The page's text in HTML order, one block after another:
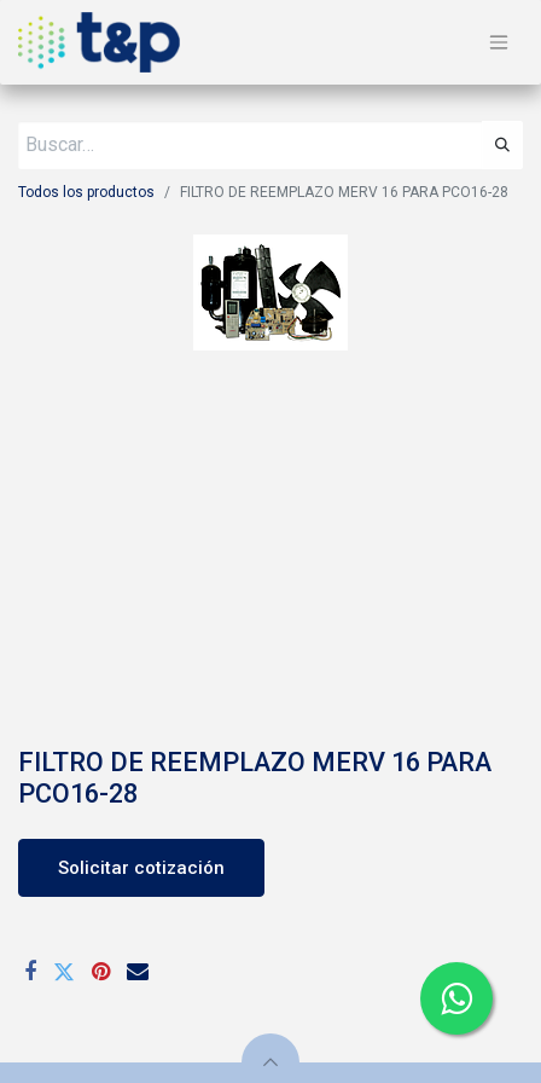
Todos los productos FILTRO DE REEMPLAZO MERV 16 PARA PCO16-28
FILTRO DE REEMPLAZO MERV 16 PARA
PCO16-28
Solicitar cotización